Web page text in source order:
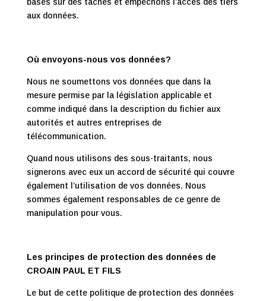
aux données.
Où envoyons-nous vos données?
Nous ne soumettons vos données que dans la
mesure permise par la législation applicable et
comme indiqué dans la description du fichier aux
autorités et autres entreprises de
télécommunication.
Quand nous utilisons des sous-traitants, nous
signerons avec eux un accord de sécurité qui couvre
également l’utilisation de vos données. Nous
sommes également responsables de ce genre de
manipulation pour vous.
Les principes de protection des données de
CROAIN PAUL ET FILS
Le but de cette politique de protection des données